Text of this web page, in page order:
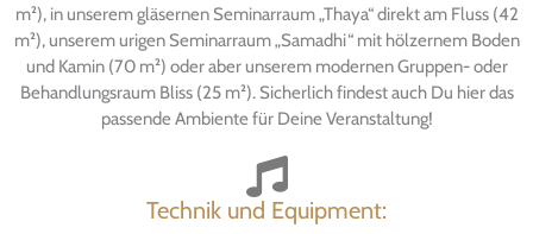
m²), in unserem gläsernen Seminarraum „Thaya“ direkt am Fluss (42
m²), unserem urigen Seminarraum „Samadhi“ mit hölzernem Boden
und Kamin (70 m²) oder aber unserem modernen Gruppen- oder
Behandlungsraum Bliss (25 m²). Sicherlich findest auch Du hier das
passende Ambiente für Deine Veranstaltung!
Technik und Equipment: